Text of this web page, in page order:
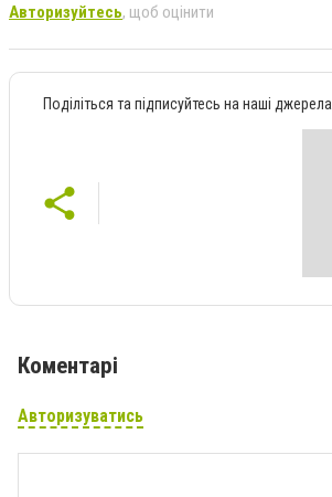
Авторизуйтесь, щоб оцінити
Поділіться та підписуйтесь на наші джерела
Коментарі
Авторизуватись